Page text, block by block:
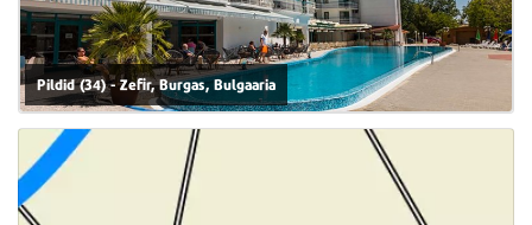
Pildid (34) - Zefir, Burgas, Bulgaaria